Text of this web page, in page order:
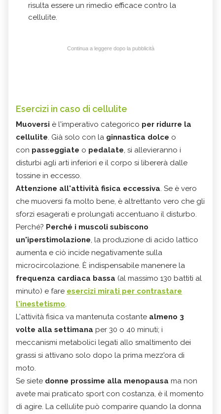
risulta essere un rimedio efficace contro la
cellulite.
Continua a leggere dopo la pubblicità
Esercizi in caso di cellulite
Muoversi è l'imperativo categorico per ridurre la
cellulite. Già solo con la ginnastica dolce o
con passeggiate o pedalate, si allevieranno i
disturbi agli arti inferiori e il corpo si libererà dalle
tossine in eccesso.
Attenzione all'attività fisica eccessiva. Se è vero
che muoversi fa molto bene, è altrettanto vero che gli
sforzi esagerati e prolungati accentuano il disturbo.
Perché? Perché i muscoli subiscono
un'iperstimolazione, la produzione di acido lattico
aumenta e ciò incide negativamente sulla
microcircolazione. È indispensabile manenere la
frequenza cardiaca bassa (al massimo 130 battiti al
minuto) e fare esercizi mirati per contrastare
l'inestetismo.
L'attività fisica va mantenuta costante almeno 3
volte alla settimana per 30 o 40 minuti; i
meccanismi metabolici legati allo smaltimento dei
grassi si attivano solo dopo la prima mezz'ora di
moto.
Se siete donne prossime alla menopausa ma non
avete mai praticato sport con costanza, è il momento
di agire. La cellulite può comparire quando la donna